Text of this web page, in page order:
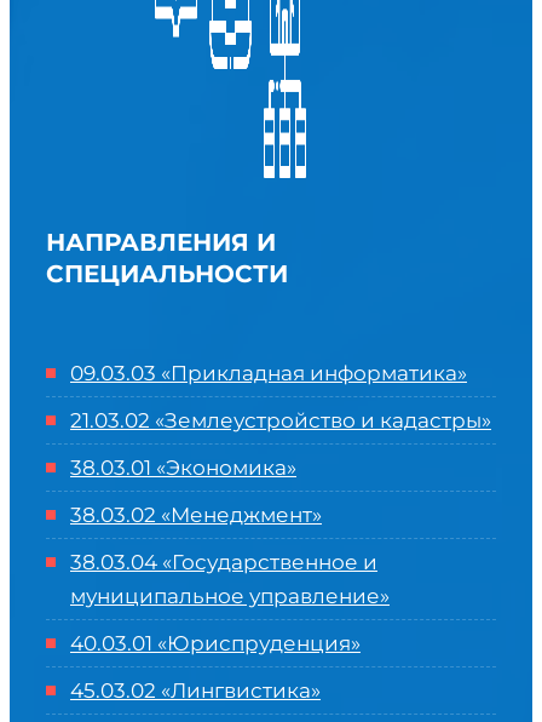
НАПРАВЛЕНИЯ И
СПЕЦИАЛЬНОСТИ
09.03.03 «Прикладная информатика»
21.03.02 «Землеустройство и кадастры»
38.03.01 «Экономика»
38.03.02 «Менеджмент»
38.03.04 «Государственное и
муниципальное управление»
40.03.01 «Юриспруденция»
45.03.02 «Лингвистика»